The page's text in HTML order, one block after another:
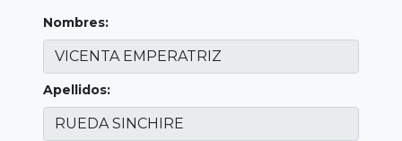
Nombres:
Apellidos: